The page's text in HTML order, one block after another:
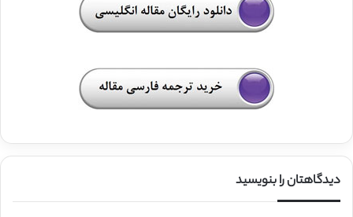
دیدگاهتان را بنویسید